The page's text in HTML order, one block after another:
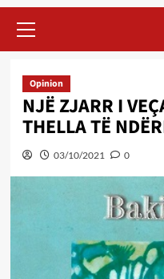
Menu
Opinion
NJË ZJARR I
THELLA TË
03/10/2021 0